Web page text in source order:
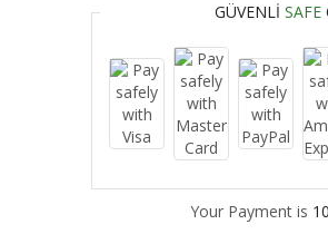
GÜVENLI SAFE
Your Payment is